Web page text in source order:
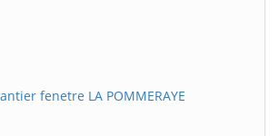
fenetre LA POMMERAYE